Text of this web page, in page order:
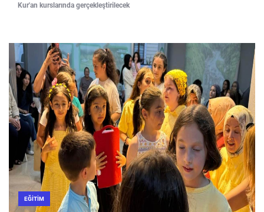
Kur'an kurslarında gerçekleştirilecek
EĞITIM